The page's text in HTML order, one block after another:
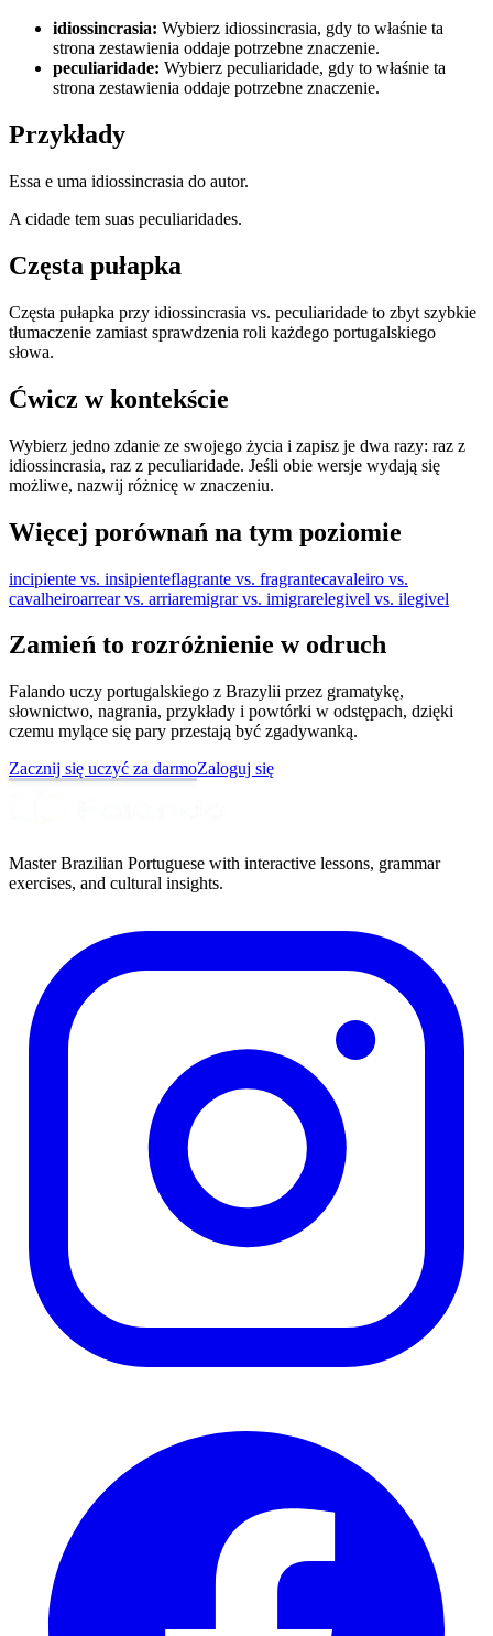
idiossincrasia: Wybierz idiossincrasia, gdy to właśnie ta
strona zestawienia oddaje potrzebne znaczenie.
peculiaridade: Wybierz peculiaridade, gdy to właśnie ta
strona zestawienia oddaje potrzebne znaczenie.
Przykłady
Essa e uma idiossincrasia do autor.
A cidade tem suas peculiaridades.
Częsta pułapka
Częsta pułapka przy idiossincrasia vs. peculiaridade to zbyt szybkie
tłumaczenie zamiast sprawdzenia roli każdego portugalskiego
słowa.
Ćwicz w kontekście
Wybierz jedno zdanie ze swojego życia i zapisz je dwa razy: raz z
idiossincrasia, raz z peculiaridade. Jeśli obie wersje wydają się
możliwe, nazwij różnicę w znaczeniu.
Więcej porównań na tym poziomie
incipiente vs. insipienteflagrante vs. fragrantecavaleiro vs.
cavalheiroarrear vs. arriaremigrar vs. imigrarelegivel vs. ilegivel
Zamień to rozróżnienie w odruch
Falando uczy portugalskiego z Brazylii przez gramatykę,
słownictwo, nagrania, przykłady i powtórki w odstępach, dzięki
czemu mylące się pary przestają być zgadywanką.
Zacznij się uczyć za darmoZaloguj się
Master Brazilian Portuguese with interactive lessons, grammar
exercises, and cultural insights.